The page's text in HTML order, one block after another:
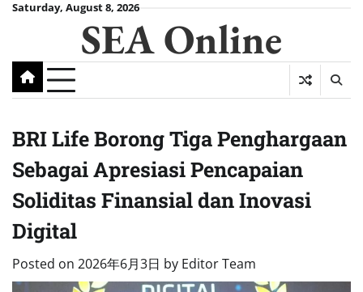
SkipSaturday, August 8, 2026
SEA Online
BRI Life Borong Tiga Penghargaan
Sebagai Apresiasi Pencapaian
Soliditas Finansial dan Inovasi
Digital
Posted on 2026年6月3日 by Editor Team